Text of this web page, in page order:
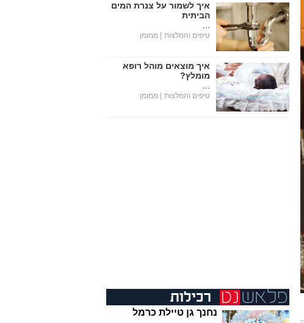
איך לשמור על צנרת המים
הביתית
טיפים והמלצות | ממומן
איך מוצאים מוהל רופא
מומלץ?
טיפים והמלצות | ממומן
נחנך גן טיילת כרמל